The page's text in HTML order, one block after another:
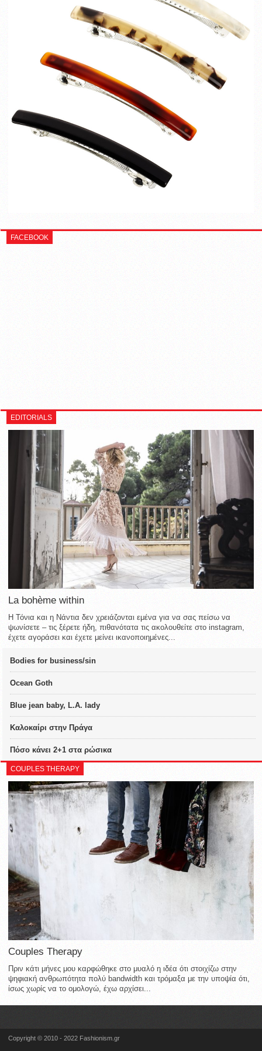
FACEBOOK
EDITORIALS
La bohème within
Η Τόνια και η Νάντια δεν χρειάζονται εμένα για να σας πείσω να
ψωνίσετε – τις ξέρετε ήδη, πιθανότατα τις ακολουθείτε στο instagram,
έχετε αγοράσει και έχετε μείνει ικανοποιημένες...
Bodies for business/sin
Ocean Goth
Blue jean baby, L.A. lady
Καλοκαίρι στην Πράγα
Πόσο κάνει 2+1 στα ρώσικα
COUPLES THERAPY
Couples Therapy
Πριν κάτι μήνες μου καρφώθηκε στο μυαλό η ιδέα ότι στοιχίζω στην
ψηφιακή ανθρωπότητα πολύ bandwidth και τρόμαξα με την υποψία ότι,
ίσως χωρίς να το ομολογώ, έχω αρχίσει...
Copyright © 2010 - 2022 Fashionism.gr